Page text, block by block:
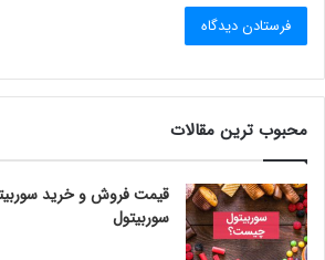
محبوب ترین مقالات
سوربیتول